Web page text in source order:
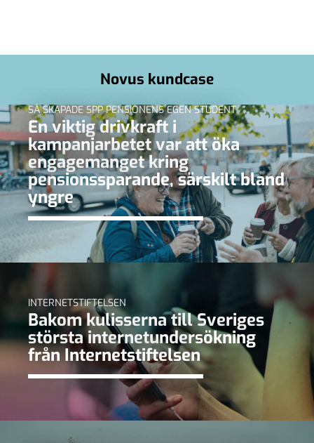
Novus kundcase
SÅ SKAPADE SPP PENSIONENS EGEN STUDENT
En viktig drivkraft i
kampanjarbetet var att öka
engagemanget kring
pensionssparande, särskilt bland
yngre
INTERNETSTIFTELSEN
Bakom kulisserna till Sveriges
största internetundersökning
från Internetstiftelsen